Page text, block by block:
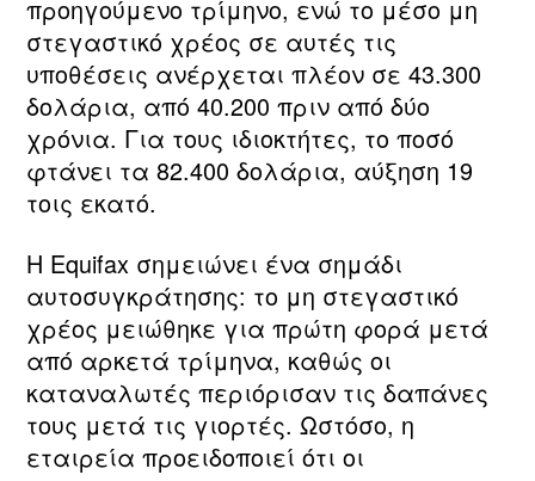
προηγούμενο τρίμηνο, ενώ το μέσο μη
στεγαστικό χρέος σε αυτές τις
υποθέσεις ανέρχεται πλέον σε 43.300
δολάρια, από 40.200 πριν από δύο
χρόνια. Για τους ιδιοκτήτες, το ποσό
φτάνει τα 82.400 δολάρια, αύξηση 19
τοις εκατό.
Η Equifax σημειώνει ένα σημάδι
αυτοσυγκράτησης: το μη στεγαστικό
χρέος μειώθηκε για πρώτη φορά μετά
από αρκετά τρίμηνα, καθώς οι
καταναλωτές περιόρισαν τις δαπάνες
τους μετά τις γιορτές. Ωστόσο, η
εταιρεία προειδοποιεί ότι οι